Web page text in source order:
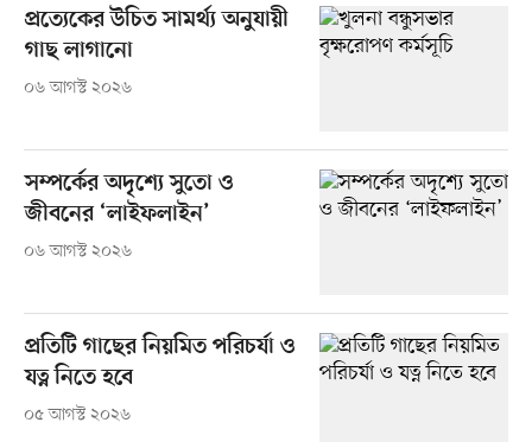
প্রত্যেকের উচিত সামর্থ্য অনুযায়ী
গাছ লাগানো
০৬ আগস্ট ২০২৬
সম্পর্কের অদৃশ্যে সুতো ও
জীবনের ‘লাইফলাইন’
০৬ আগস্ট ২০২৬
প্রতিটি গাছের নিয়মিত পরিচর্যা ও
যত্ন নিতে হবে
০৫ আগস্ট ২০২৬